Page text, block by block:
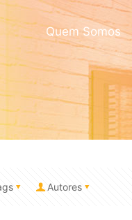
Quem Somos
Autores